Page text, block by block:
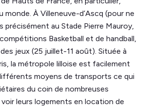
monde. À Villeneuve-d’Ascq (pour ne
précisément au Stade Pierre Mauroy,
Basketball et de handball,
jeux (25 juillet-11 août). Située à
la métropole lilloise est facilement
moyens de transports ce qui
du coin de nombreuses
leurs logements en location de